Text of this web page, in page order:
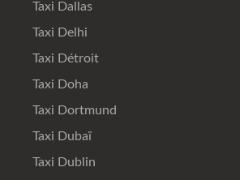
Taxi Dallas
Taxi Delhi
Taxi Détroit
Taxi Doha
Taxi Dortmund
Taxi Dubaï
Taxi Dublin